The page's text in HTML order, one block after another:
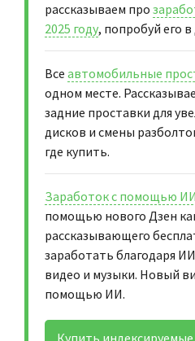
рассказываем про
2025 году, попробуй его
Все автомобильные
одном месте.
задние проставки для
дисков и смены
где купить.
Заработок с помощью ИИ
помощью нового Дзен
рассказывающего
заработать благодаря
видео и музыки. Новый
помощью ИИ.
Купить индексируемые